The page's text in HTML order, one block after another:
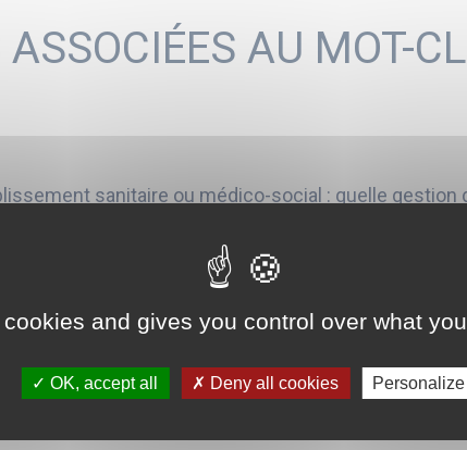
AU MOT-
sanitaire ou médico-social : quelle gestion
février 2018Brigitte de LARD-HUCHET, directrice du Centre...
d’un praticien hospitalier : un pouvoir du
and gives you control over what
OK, accept all Deny all cookies Personalize